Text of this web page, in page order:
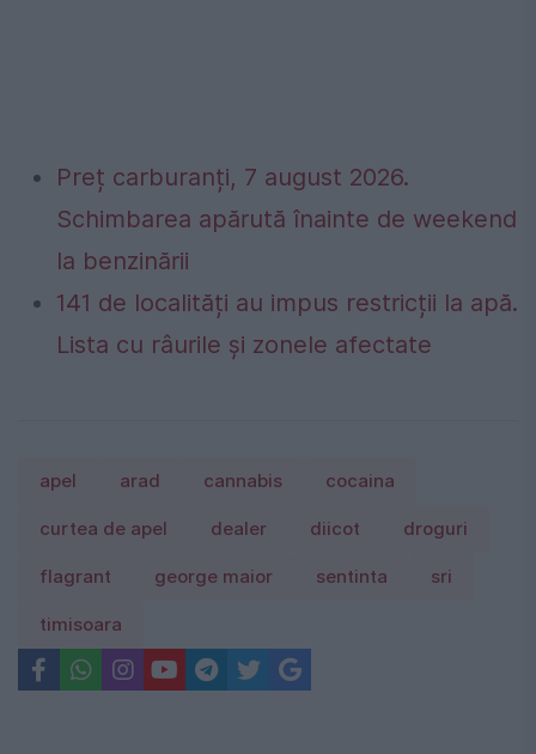
Preț carburanți, 7 august 2026.
Schimbarea apărută înainte de weekend
la benzinării
141 de localități au impus restricții la apă.
Lista cu râurile și zonele afectate
apel arad cannabis cocaina
curtea de apel dealer diicot droguri
flagrant george maior sentinta sri
timisoara